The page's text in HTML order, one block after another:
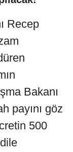
Recep
Bakanı
payını göz
500